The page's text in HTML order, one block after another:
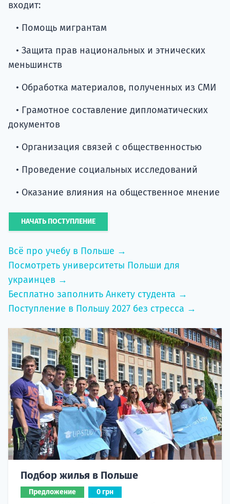
входит:
• Помощь мигрантам
• Защита прав национальных и этнических
меньшинств
• Обработка материалов, полученных из СМИ
• Грамотное составление дипломатических
документов
• Организация связей с общественностью
• Проведение социальных исследований
• Оказание влияния на общественное мнение
НАЧАТЬ ПОСТУПЛЕНИЕ
Всё про учебу в Польше →
Посмотреть университеты Польши для
украинцев →
Бесплатно заполнить Анкету студента →
Поступление в Польшу 2027 без стресса →
Подбор жилья в Польше
Предложение 0 грн